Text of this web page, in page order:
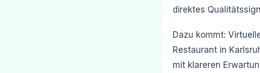
direktes
Dazu kommt:
Restaurant in
mit klareren